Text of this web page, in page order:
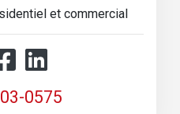
et commercial
0575